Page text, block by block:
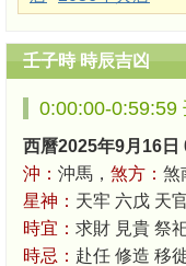
壬子時 時辰吉凶
0:00:00-0:59:59
西曆2025年9月16日
沖： 沖馬， 煞方： 煞
星神： 天牢 六戊 天
時宜： 求財 見貴 祭
時忌： 赴任 修造 移